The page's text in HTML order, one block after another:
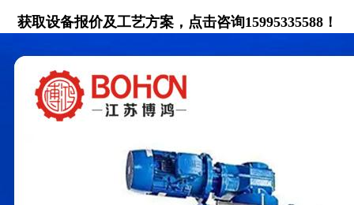
获取设备报价及工艺方案，点击咨询15995335588！